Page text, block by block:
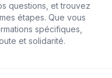
questions, et trouvez
étapes. Que vous
spécifiques,
et solidarité.